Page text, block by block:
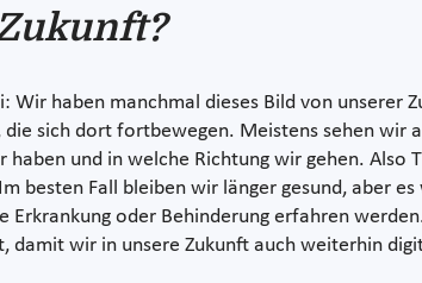
Wir haben manchmal dieses Bild von unserer
die sich dort fortbewegen. Meistens sehen wir
haben und in welche Richtung wir gehen. Also
besten Fall bleiben wir länger gesund, aber
Erkrankung oder Behinderung erfahren
damit wir in unsere Zukunft auch weiterhin